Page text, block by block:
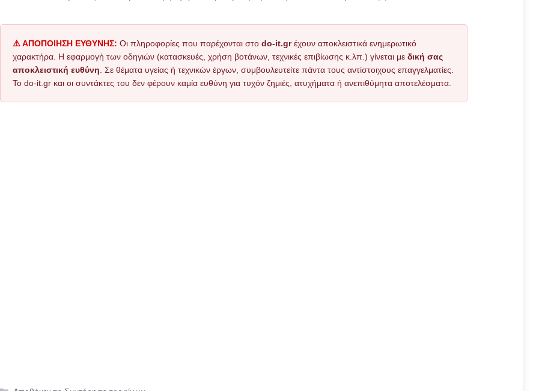
⚠️ ΑΠΟΠΟΙΗΣΗ ΕΥΘΥΝΗΣ: Οι πληροφορίες που παρέχονται στο do-it.grέχουν αποκλειστικά ενημερωτικό
χαρακτήρα. Η εφαρμογή των οδηγιών (κατασκευές, χρήση βοτάνων, τεχνικές επιβίωσης κ.λπ.) γίνεται με δική σας
αποκλειστική ευθύνη . Σε θέματα υγείας ή τεχνικών έργων, συμβουλευτείτε πάντα τους αντίστοιχους επαγγελματίες.
Το do-it.gr και οι συντάκτες του δεν φέρουν καμία ευθύνη για τυχόν ζημιές, ατυχήματα ή ανεπιθύμητα αποτελέσματα.